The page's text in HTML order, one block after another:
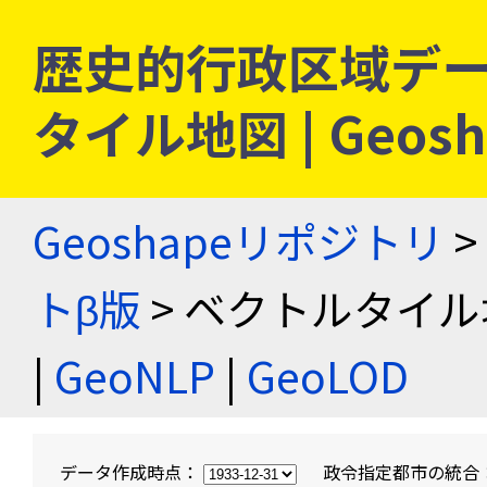
歴史的行政区域デ
タイル地図 |
Geoshapeリポジトリ >
トβ版 > ベクトルタイ
| GeoNLP | GeoLOD
データ作成時点： 政令指定都市の統